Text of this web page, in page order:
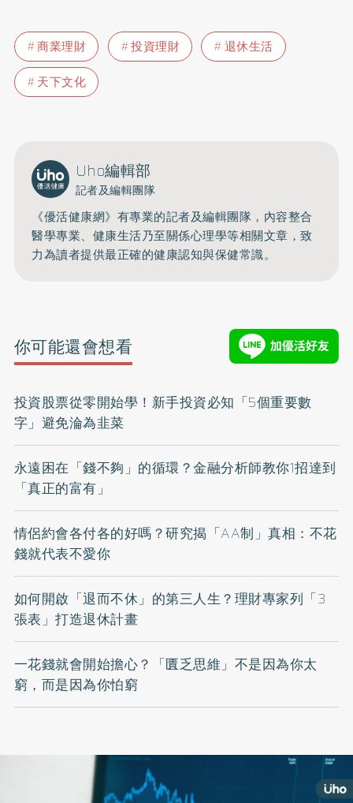
商業理財 投資理財
退休生活
天下文化
Uho編輯部
記者及編輯團隊
《優活健康網》有專業的記者及編輯團隊，內容整合
醫學專業、健康生活乃至關係心理學等相關文章，致
力為讀者提供最正確的健康認知與保健常識。
你可能還會想看
投資股票從零開始學！新手投資必知「5個重要數
字」避免淪為韭菜
永遠困在「錢不夠」的循環？金融分析師教你1招達到
「真正的富有」
情侶約會各付各的好嗎？研究揭「AA制」真相：不花
錢就代表不愛你
如何開啟「退而不休」的第三人生？理財專家列「3
張表」打造退休計畫
一花錢就會開始擔心？「匱乏思維」不是因為你太
窮，而是因為你怕窮